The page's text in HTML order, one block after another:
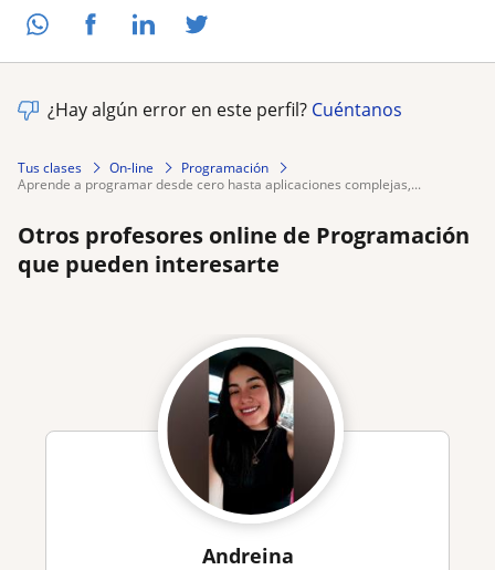
¿Hay algún error en este perfil? Cuéntanos
Tus clases On-line
Programación
aprende a programar desde cero hasta aplicaciones complejas,...
Otros profesores online de Programación
que pueden interesarte
Andreina